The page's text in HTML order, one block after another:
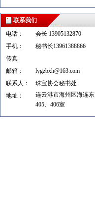
联系我们
电话：
会长 13905132870
手机：
秘书长13961388866
传真
邮箱：
lygzbxh@163.com
联系人：
珠宝协会秘书处
地址：
连云港市海州区海连
405、406室